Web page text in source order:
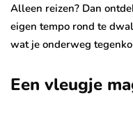
Alleen reizen? Dan
eigen tempo rond te
wat je onderweg
Een vleugje